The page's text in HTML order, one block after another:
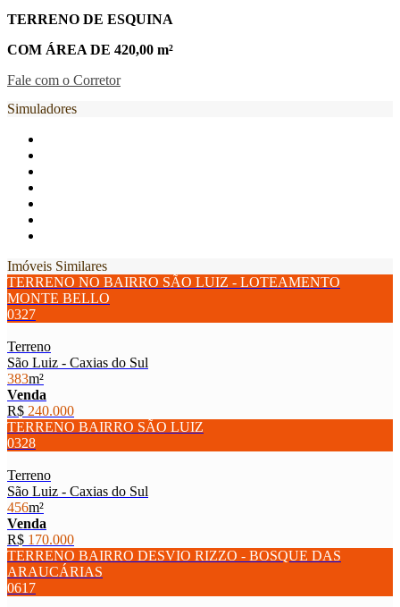
TERRENO DE ESQUINA
COM ÁREA DE 420,00 m²
Fale com o Corretor
Simuladores
Imóveis Similares
TERRENO NO BAIRRO SÃO LUIZ - LOTEAMENTO
MONTE BELLO
0327
Terreno
São Luiz - Caxias do Sul
383m²
Venda
R$ 240.000
TERRENO BAIRRO SÃO LUIZ
0328
Terreno
São Luiz - Caxias do Sul
456m²
Venda
R$ 170.000
TERRENO BAIRRO DESVIO RIZZO - BOSQUE DAS
ARAUCÁRIAS
0617